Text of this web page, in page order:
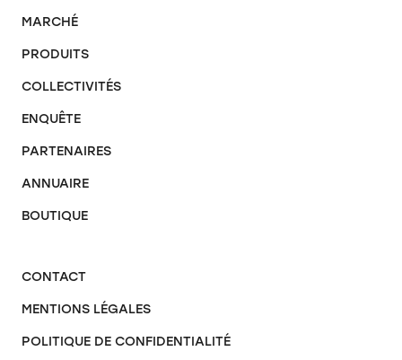
MARCHÉ
PRODUITS
COLLECTIVITÉS
ENQUÊTE
PARTENAIRES
ANNUAIRE
BOUTIQUE
CONTACT
MENTIONS LÉGALES
POLITIQUE DE CONFIDENTIALITÉ